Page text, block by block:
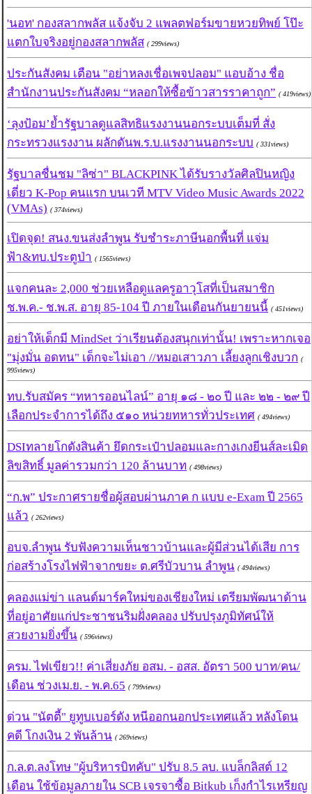
'นอท' กองสลากพลัส แจ้งจับ 2 แพลตฟอร์มขายหวยทิพย์ โป๊ะ
แตกใบจริงอยู่กองสลากพลัส ( 299views)
ประกันสังคม เตือน "อย่าหลงเชื่อเพจปลอม" แอบอ้าง ชื่อ
สำนักงานประกันสังคม “หลอกให้ซื้อข้าวสารราคาถูก” ( 419views)
‘ลุงป้อม’ย้ำรัฐบาลดูแลสิทธิแรงงานนอกระบบเต็มที่ สั่ง
กระทรวงแรงงาน ผลักดันพ.ร.บ.แรงงานนอกระบบ ( 331views)
รัฐบาลชื่นชม "ลิซ่า" BLACKPINK ได้รับรางวัลศิลปินหญิง
เดี่ยว K-Pop คนแรก บนเวที MTV Video Music Awards 2022
(VMAs) ( 374views)
เปิดจุด! สนง.ขนส่งลำพูน รับชำระภาษีนอกพื้นที่ แจ่ม
ฟ้า&ทบ.ประตูป่า ( 1565views)
แจกคนละ 2,000 ช่วยเหลือดูแลครูอาวุโสที่เป็นสมาชิก
ช.พ.ค.- ช.พ.ส. อายุ 85-104 ปี ภายในเดือนกันยายนนี้ ( 451views)
อย่าให้เด็กมี MindSet ว่าเรียนต้องสนุกเท่านั้น! เพราะหากเจอ
"มุ่งมั่น อดทน" เด็กจะไม่เอา //หมอเสาวภา เลี้ยงลูกเชิงบวก (
995views)
ทบ.รับสมัคร “ทหารออนไลน์” อายุ ๑๘ - ๒๐ ปี และ ๒๒ - ๒๙ ปี
เลือกประจำการได้ถึง ๕๑๐ หน่วยทหารทั่วประเทศ ( 494views)
DSIทลายโกดังสินค้า ยึดกระเป๋าปลอมและกางเกงยีนส์ละเมิด
ลิขสิทธิ์ มูลค่ารวมกว่า 120 ล้านบาท ( 498views)
“ก.พ” ประกาศรายชื่อผู้สอบผ่านภาค ก แบบ e-Exam ปี 2565
แล้ว ( 262views)
อบจ.ลำพูน รับฟังความเห็นชาวบ้านและผู้มีส่วนได้เสีย การ
ก่อสร้างโรงไฟฟ้าจากขยะ ต.ศรีบัวบาน ลำพูน ( 494views)
คลองแม่ข่า แลนด์มาร์คใหม่ของเชียงใหม่ เตรียมพัฒนาด้าน
ที่อยู่อาศัยแก่ประชาชนริมฝั่งคลอง ปรับปรุงภูมิทัศน์ให้
สวยงามยิ่งขึ้น ( 596views)
ครม. ไฟเขียว!! ค่าเสี่ยงภัย อสม. - อสส. อัตรา 500 บาท/คน/
เดือน ช่วงเม.ย. - พ.ค.65 ( 799views)
ด่วน "นัตตี้" ยูทูบเบอร์ดัง หนีออกนอกประเทศแล้ว หลังโดน
คดี โกงเงิน 2 พันล้าน ( 269views)
ก.ล.ต.ลงโทษ "ผู้บริหารบิทคับ" ปรับ 8.5 ลบ. แบล็กลิสต์ 12
เดือน ใช้ข้อมูลภายใน SCB เจรจาซื้อ Bitkub เก็งกำไรเหรียญ